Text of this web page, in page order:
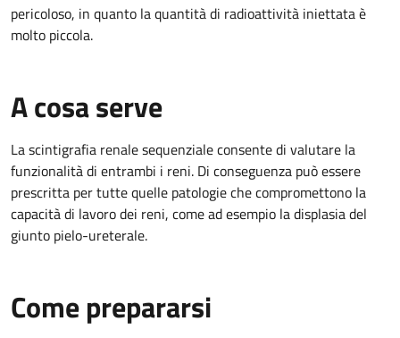
pericoloso, in quanto la quantità di radioattività iniettata è
molto piccola.
A cosa serve
La scintigrafia renale sequenziale consente di valutare la
funzionalità di entrambi i reni. Di conseguenza può essere
prescritta per tutte quelle patologie che compromettono la
capacità di lavoro dei reni, come ad esempio la displasia del
giunto pielo-ureterale.
Come prepararsi